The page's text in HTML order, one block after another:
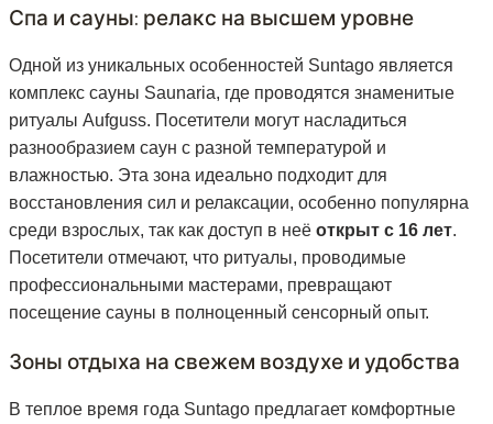
Спа и сауны: релакс на высшем уровне
Одной из уникальных особенностей Suntago является
комплекс сауны Saunaria, где проводятся знаменитые
ритуалы Aufguss. Посетители могут насладиться
разнообразием саун с разной температурой и
влажностью. Эта зона идеально подходит для
восстановления сил и релаксации, особенно популярна
среди взрослых, так как доступ в неё открыт с 16 лет.
Посетители отмечают, что ритуалы, проводимые
профессиональными мастерами, превращают
посещение сауны в полноценный сенсорный опыт.
Зоны отдыха на свежем воздухе и удобства
В теплое время года Suntago предлагает комфортные